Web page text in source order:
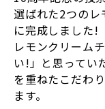
選ばれた2つの
に完成しました!
レモンクリーム
い!」と思ってい
を重ねたこだわ
ます。